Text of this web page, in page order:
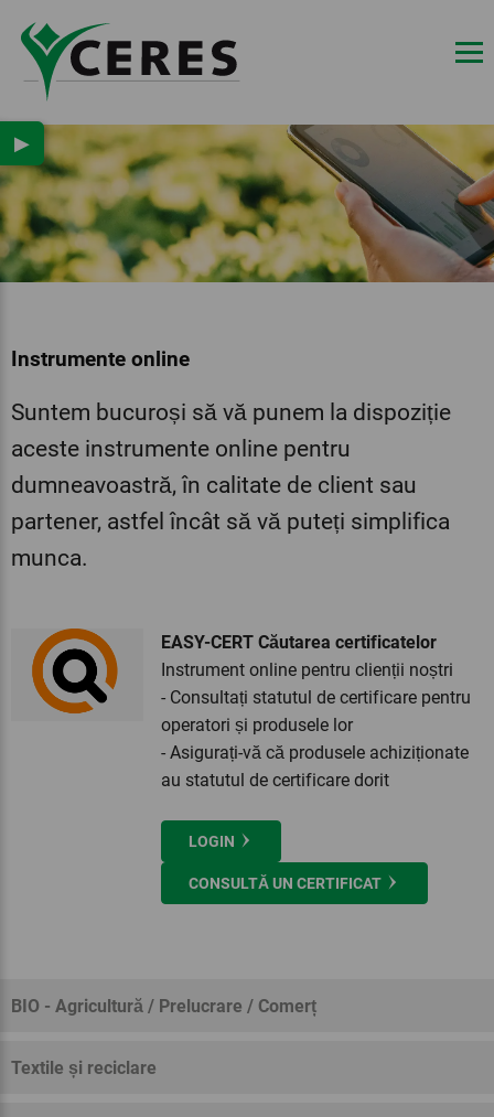
Instrumente online
Suntem bucuroși să vă punem la dispoziție
aceste instrumente online pentru
dumneavoastră, în calitate de client sau
partener, astfel încât să vă puteți simplifica
munca.
EASY-CERT Căutarea certificatelor
Instrument online pentru clienții noștri
- Consultați statutul de certificare pentru
operatori și produsele lor
- Asigurați-vă că produsele achiziționate
au statutul de certificare dorit
LOGIN
CONSULTĂ UN CERTIFICAT
BIO - Agricultură / Prelucrare / Comerț
Textile și reciclare
▶